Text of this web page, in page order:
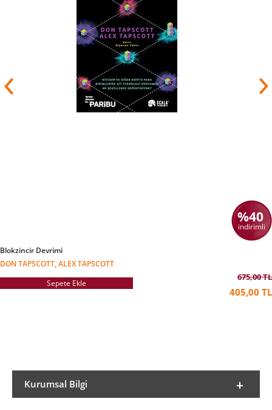
%40
indirimli
Blokzincir Devrimi
DON TAPSCOTT, ALEX TAPSCOTT
Sepete Ekle
675,00 TL
405,00 TL
Kurumsal Bilgi